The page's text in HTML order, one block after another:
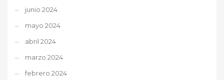
junio 2024
mayo 2024
abril 2024
marzo 2024
febrero 2024